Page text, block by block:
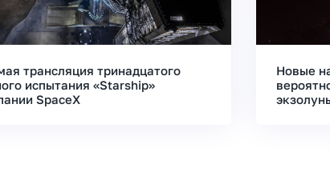
трансляция тринадцатого
испытания «Starship»
SpaceX
Новые